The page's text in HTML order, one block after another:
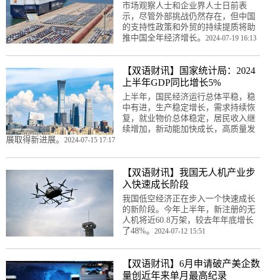
市场观察人士和企业界人士日前表
示，尽管外部挑战仍然存在，但中国
的支持性政策和外贸的持续提质将助
推中国全年经济增长。 2024-07-19 16:13
【双语财讯】国家统计局：2024
上半年GDP同比增长5%
上半年，国民经济运行总体平稳，稳
中有进，生产稳定增长，需求持续恢
复，就业物价总体稳定，居民收入继
续增加，新动能加快成长，高质量发
展取得新进展。 2024-07-15 17:17
【双语财讯】我国无人机产业步
入快速成长阶段
我国低空经济正在步入一个快速成长
的新阶段。今年上半年，新注册的无
人机将近60.8万架，较去年年底增长
了48%。 2024-07-12 15:51
【双语财讯】6月申请破产美企数
量创近年来单月最高纪录